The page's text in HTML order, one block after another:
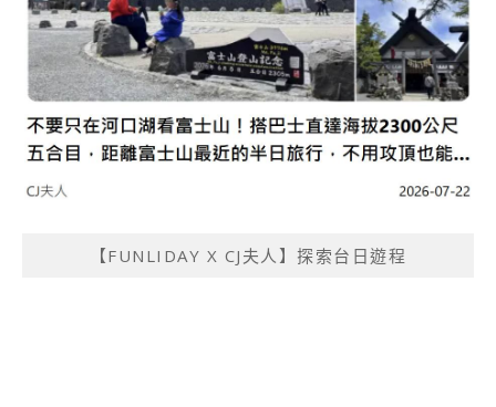
【FUNLIDAY X CJ夫人】探索台日遊程